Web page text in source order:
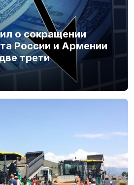
о сокращении
России и Армении
трети